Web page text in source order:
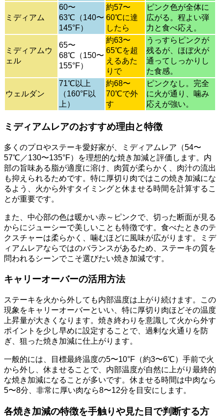
ミディアム
60〜
63℃（140〜
145°F）
約57〜
60℃に達
したら
ピンク色が全体に
広がる。程よい弾
力と食べ応え。
ミディアムウ
ェル
65〜
68℃（150〜
155°F）
約63〜
65℃を超
えるあた
りで
うっすらピンクが
残るが、ほぼ火が
通ってしっかりし
た食感。
ウェルダン
71℃以上
（160°F以
上）
約68〜
70℃で外
す
ピンクなし。完全
に火が通り、噛み
応えが強い。
ミディアムレアのおすすめ理由と特徴
多くのプロやステーキ愛好家が、ミディアムレア（54〜
57℃／130〜135°F）を理想的な焼き加減と評価します。内
部の旨味ある脂が適度に溶け、肉質が柔らかく、肉汁の流出
も抑えられるためです。特に厚切り肉ではこの焼き加減にな
るよう、火から外すタイミングと休ませる時間を計算するこ
とが重要です。
また、中心部の色は暖かい赤～ピンクで、切った断面が見る
からにジューシーで美しいことも特徴です。食べたときのテ
クスチャーは柔らかく、噛むほどに風味が広がります。ミデ
ィアムレアならではのバランスがあるため、ステーキの質を
問われるシーンでこそ選びたい焼き加減です。
キャリーオーバーの活用方法
ステーキを火から外しても内部温度は上がり続けます。この
現象をキャリーオーバーといい、特に厚切り肉ほどその温度
上昇量が大きくなります。焼き終わりを意識して火から外す
ポイントを少し早めに設定することで、過剰な火通りを防
ぎ、狙った焼き加減に仕上がります。
一般的には、目標最終温度の5〜10°F（約3〜6℃）手前で火
から外し、休ませることで、内部温度が自然に上がり最終的
な焼き加減になることが多いです。休ませる時間は中肉なら
5〜8分、非常に厚い肉なら8〜12分を目安にします。
各焼き加減の特徴を手触りや見た目で判断する方